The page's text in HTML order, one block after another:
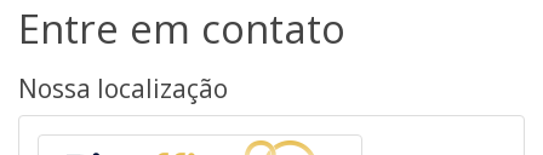
Entre em contato
Nossa localização